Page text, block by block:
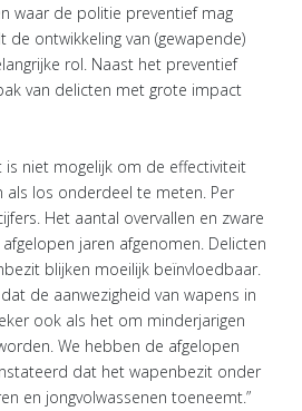
waar de politie preventief mag
de ontwikkeling van (gewapende)
rol. Naast het preventief
van delicten met grote impact
is niet mogelijk om de effectiviteit
als los onderdeel te meten. Per
Het aantal overvallen en zware
jaren afgenomen. Delicten
blijken moeilijk beïnvloedbaar.
de aanwezigheid van wapens in
ook als het om minderjarigen
We hebben de afgelopen
dat het wapenbezit onder
en jongvolwassenen toeneemt.”